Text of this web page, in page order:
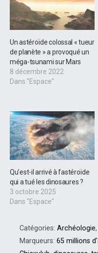
Un astéroïde colossal « tueur
de planète » a provoqué un
méga-tsunami sur Mars
8 décembre 2022
Dans "Espace"
Qu’est-il arrivé à l’astéroïde
qui a tué les dinosaures ?
3 octobre 2025
Dans "Espace"
Catégories: Archéologie,
Marqueurs: 65 millions